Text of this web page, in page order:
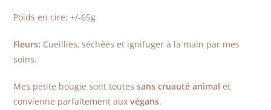
Poids en cire: +/-65g
Fleurs: Cueillies, séchées et ignifuger à la main par mes
soins.
Mes petite bougie sont toutessans cruauté animal et
convienne parfaitement auxvégans.